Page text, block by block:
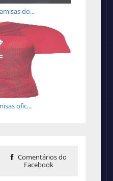
do...
ofic...
Comentários do
Facebook